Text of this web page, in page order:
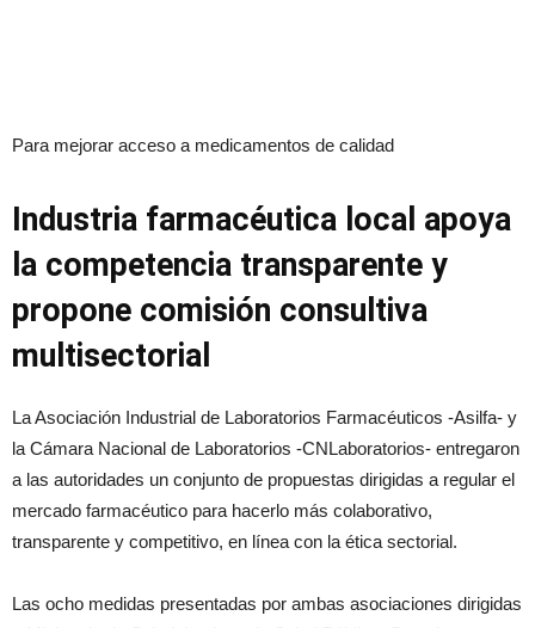
Para mejorar acceso a medicamentos de calidad
Industria farmacéutica local apoya
la competencia transparente y
propone comisión consultiva
multisectorial
La Asociación Industrial de Laboratorios Farmacéuticos -Asilfa- y
la Cámara Nacional de Laboratorios -CNLaboratorios- entregaron
a las autoridades un conjunto de propuestas dirigidas a regular el
mercado farmacéutico para hacerlo más colaborativo,
transparente y competitivo, en línea con la ética sectorial.
Las ocho medidas presentadas por ambas asociaciones dirigidas